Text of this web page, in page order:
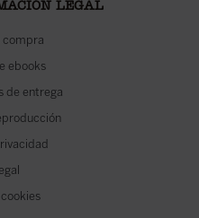
LEGAL
compra
ebooks
de entrega